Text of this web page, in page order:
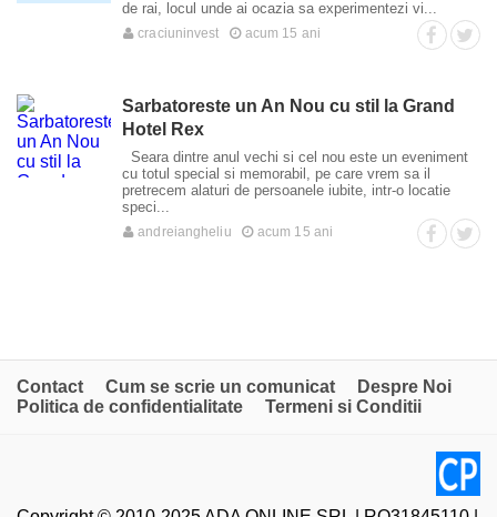
de rai, locul unde ai ocazia sa experimentezi vi...
craciuninvest acum 15 ani
Sarbatoreste un An Nou cu stil la Grand
Hotel Rex
Seara dintre anul vechi si cel nou este un eveniment
cu totul special si memorabil, pe care vrem sa il
pretrecem alaturi de persoanele iubite, intr-o locatie
speci...
andreiangheliu acum 15 ani
Contact Cum se scrie un comunicat
Despre Noi
Politica de confidentialitate
Termeni si Conditii